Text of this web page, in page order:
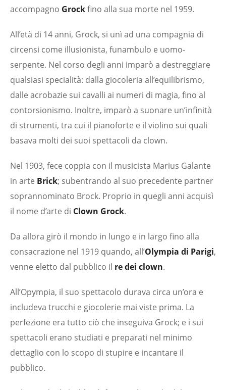
accompagno Grockfino alla sua morte nel 1959.
All’età di 14 anni, Grock, si unì ad una compagnia di
circensi come illusionista, funambulo e uomo-
serpente. Nel corso degli anni imparò a destreggiare
qualsiasi specialità: dalla giocoleria all’equilibrismo,
dalle acrobazie sui cavalli ai numeri di magia, fino al
contorsionismo. Inoltre, imparò a suonare un’infinità
di strumenti, tra cui il pianoforte e il violino sui quali
basava molti dei suoi spettacoli da clown.
Nel 1903, fece coppia con il musicista Marius Galante
in arte Brick; subentrando al suo precedente partner
soprannominato Brock. Proprio in quegli anni acquisì
il nome d’arte di Clown Grock.
Da allora girò il mondo in lungo e in largo fino alla
consacrazione nel 1919 quando, all’Olympia di Parigi,
venne eletto dal pubblico il re dei clown.
All’Opympia, il suo spettacolo durava circa un’ora e
includeva trucchi e giocolerie mai viste prima. La
perfezione era tutto ciò che inseguiva Grock; e i sui
spettacoli erano studiati e preparati nel minimo
dettaglio con lo scopo di stupire e incantare il
pubblico.